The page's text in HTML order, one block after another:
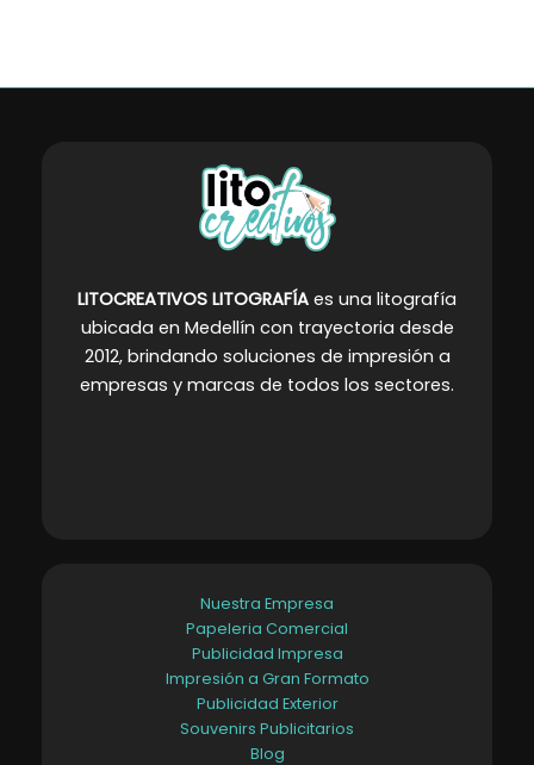
de
de
LITOCREATIVOS LITOGRAFÍA es una litografía
ubicada en Medellín con trayectoria desde
2012, brindando soluciones de impresión a
empresas y marcas de todos los sectores.
Nuestra Empresa
Papeleria Comercial
Publicidad Impresa
Impresión a Gran Formato
Publicidad Exterior
Souvenirs Publicitarios
Blog